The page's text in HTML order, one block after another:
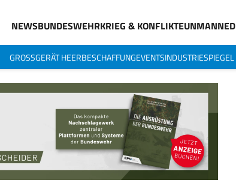
NEWSBUNDESWEHRKRIEG & KONFLIKTEUNMANNED
GROSSGERÄT HEERBESCHAFFUNGEVENTSINDUSTRIESPIEGEL